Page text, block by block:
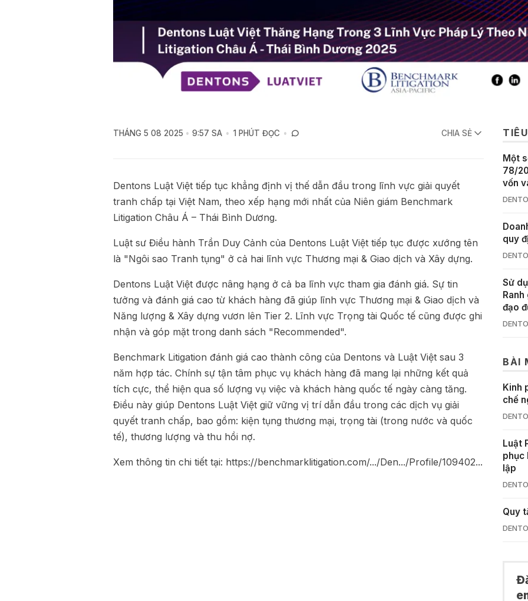
THÁNG 5 08 2025 9:57 SA 1 PHÚT ĐỌC CHIA SẺ
Dentons Luật Việt tiếp tục khẳng định vị thế dẫn đầu trong lĩnh vực giải quyết
tranh chấp tại Việt Nam, theo xếp hạng mới nhất của Niên giám Benchmark
Litigation Châu Á – Thái Bình Dương.
Luật sư Điều hành Trần Duy Cảnh của Dentons Luật Việt tiếp tục được xướng tên
là "Ngôi sao Tranh tụng" ở cả hai lĩnh vực Thương mại & Giao dịch và Xây dựng.
Dentons Luật Việt được nâng hạng ở cả ba lĩnh vực tham gia đánh giá. Sự tin
tưởng và đánh giá cao từ khách hàng đã giúp lĩnh vực Thương mại & Giao dịch và
Năng lượng & Xây dựng vươn lên Tier 2. Lĩnh vực Trọng tài Quốc tế cũng được ghi
nhận và góp mặt trong danh sách "Recommended".
Benchmark Litigation đánh giá cao thành công của Dentons và Luật Việt sau 3
năm hợp tác. Chính sự tận tâm phục vụ khách hàng đã mang lại những kết quả
tích cực, thể hiện qua số lượng vụ việc và khách hàng quốc tế ngày càng tăng.
Điều này giúp Dentons Luật Việt giữ vững vị trí dẫn đầu trong các dịch vụ giải
quyết tranh chấp, bao gồm: kiện tụng thương mại, trọng tài (trong nước và quốc
tế), thương lượng và thu hồi nợ.
Xem thông tin chi tiết tại: https://benchmarklitigation.com/.../Den.../Profile/109402...
Một
78/
vốn
quy
Sử
đạo
BÀI
Kinh
chế
Luật
phục
lập
Quy